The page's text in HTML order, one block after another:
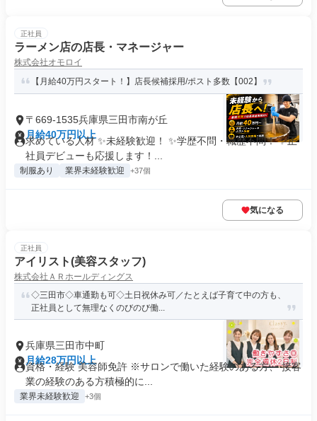
正社員
ラーメン店の店長・マネージャー
株式会社オモロイ
【月給40万円スタート！】店長候補採用/ポスト多数【002】
〒669-1535兵庫県三田市南が丘
月給40万円以上
求めている人材 ✨未経験歓迎！ ✨学歴不問・職歴不問！ ✨正
社員デビューも応援します！...
制服あり 業界未経験歓迎 +37個
気になる
正社員
アイリスト(美容スタッフ)
株式会社ＡＲホールディングス
◇三田市◇車通勤も可◇土日祝休み可／たとえば子育て中の方も、
正社員として無理なくのびのび働...
兵庫県三田市中町
月給28万円以上
資格・経験 美容師免許 ※サロンで働いた経験のある方、 接客
業の経験のある方積極的に...
業界未経験歓迎 +3個